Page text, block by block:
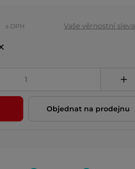
s DPH Vaše věrnostní sleva
Objednat na prodejnu